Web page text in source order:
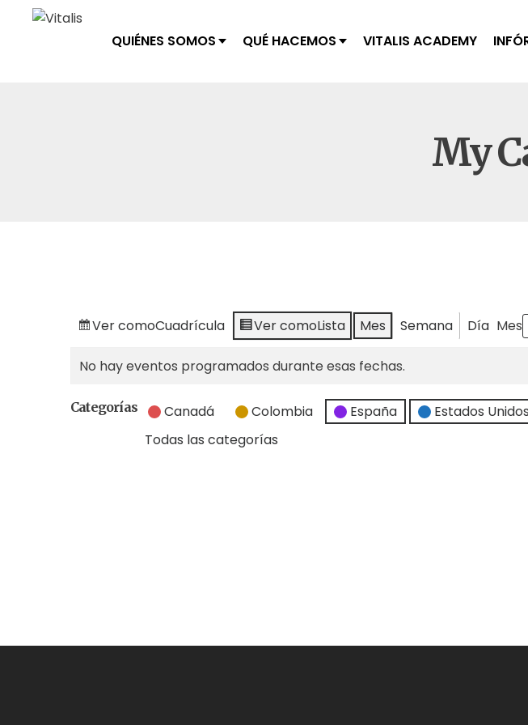
QUIÉNES SOMOS QUÉ HACEMOS VITALIS ACADEMY
My
Ver comoCuadrícula Ver comoLista Mes Semana Día Mes
No hay eventos programados durante esas fechas.
Categorías Canadá Colombia España Estados Unidos
Todas las categorías